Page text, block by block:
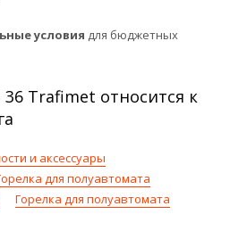
условия для бюджетных
36 Trafimet относится к
и аксессуары
для полуавтомата
Горелка для полуавтомата